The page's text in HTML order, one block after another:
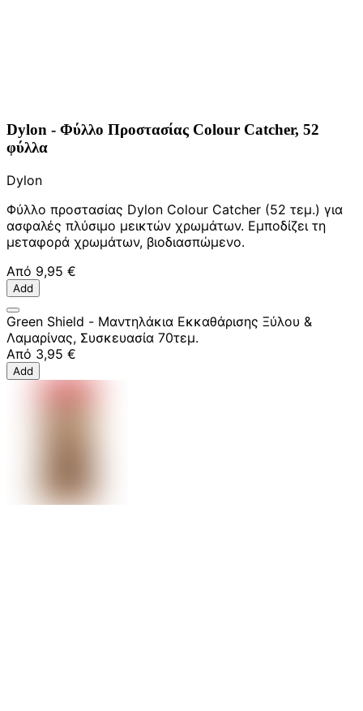
Dylon - Φύλλο Προστασίας Colour Catcher, 52
φύλλα
Dylon
Φύλλο προστασίας Dylon Colour Catcher (52 τεμ.) για
ασφαλές πλύσιμο μεικτών χρωμάτων. Εμποδίζει τη
μεταφορά χρωμάτων, βιοδιασπώμενο.
Από 9,95 €
Add
Green Shield - Μαντηλάκια Εκκαθάρισης Ξύλου &
Λαμαρίνας, Συσκευασία 70τεμ.
Από 3,95 €
Add